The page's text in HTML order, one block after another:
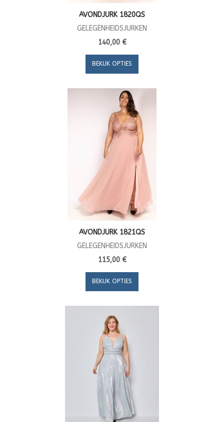
AVONDJURK 1820QS
GELEGENHEIDSJURKEN
140,00 €
BEKIJK OPTIES
AVONDJURK 1821QS
GELEGENHEIDSJURKEN
115,00 €
BEKIJK OPTIES